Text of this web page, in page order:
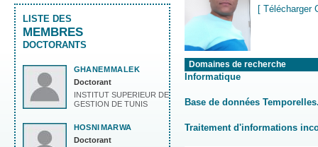
[ Télécharger
Domaines de recherche
Informatique
Base de données
Traitement d'informations
LISTE DES
MEMBRES
DOCTORANTS
GHANEMMALEK
Doctorant
INSTITUT SUPERIEUR DE
GESTION DE TUNIS
HOSNIMARWA
Doctorant